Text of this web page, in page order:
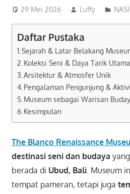
29 Mei 2026 Luffy
Daftar Pustaka
Sejarah & Latar Belakang
Koleksi Seni & Daya Tarik Utama
Arsitektur & Atmosfer Unik
Pengalaman Pengunjung &
Museum sebagai Warisan
Kesimpulan
The Blanco Renaissance
destinasi seni dan budaya
berada di Ubud, Bali. Museum
tempat pameran, tetapi juga